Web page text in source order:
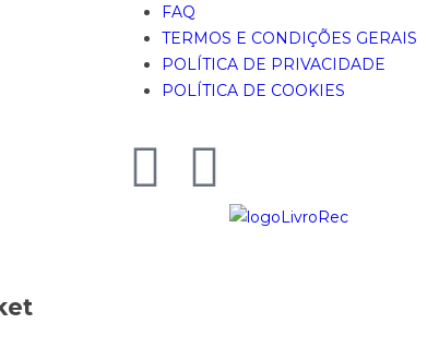
FAQ
TERMOS E CONDIÇÕES GERAIS
POLÍTICA DE PRIVACIDADE
POLÍTICA DE COOKIES